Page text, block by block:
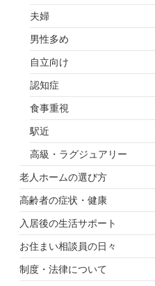
夫婦
男性多め
自立向け
認知症
食事重視
駅近
高級・ラグジュアリー
老人ホームの選び方
高齢者の症状・健康
入居後の生活サポート
お住まい相談員の日々
制度・法律について